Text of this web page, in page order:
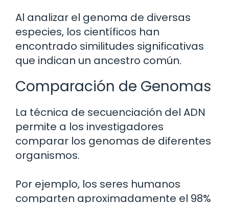
Al analizar el genoma de diversas
especies, los científicos han
encontrado similitudes significativas
que indican un ancestro común.
Comparación de Genomas
La técnica de secuenciación del ADN
permite a los investigadores
comparar los genomas de diferentes
organismos.
Por ejemplo, los seres humanos
comparten aproximadamente el 98%